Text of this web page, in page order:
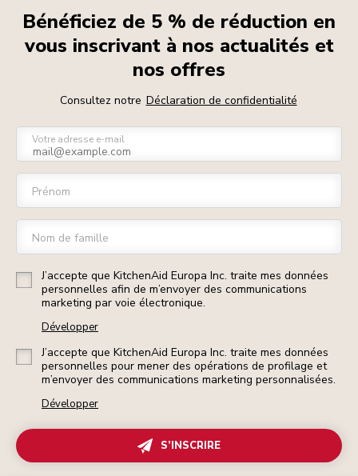
Bénéficiez de 5 % de réduction en
vous inscrivant à nos actualités et
nos offres
Consultez notre Déclaration de confidentialité
Votre adresse e-mail
Prénom
Nom de famille
J’accepte que KitchenAid Europa Inc. traite mes données
personnelles afin de m’envoyer des communications
marketing par voie électronique.
Développer
J’accepte que KitchenAid Europa Inc. traite mes données
personnelles pour mener des opérations de profilage et
m’envoyer des communications marketing personnalisées.
Développer
S’INSCRIRE